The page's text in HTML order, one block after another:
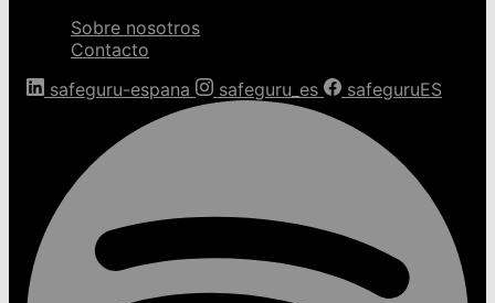
Sobre nosotros
Contacto
safeguru-espana
safeguru_es safeguruES